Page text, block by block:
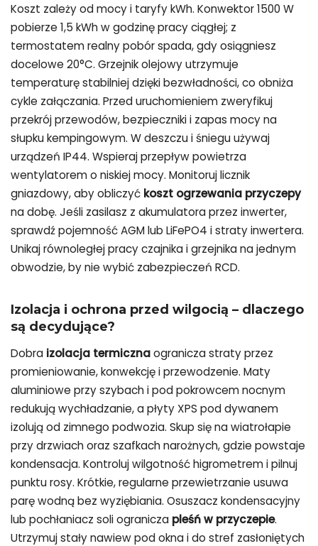
Koszt zależy od mocy i taryfy kWh. Konwektor 1500 W
pobierze 1,5 kWh w godzinę pracy ciągłej; z
termostatem realny pobór spada, gdy osiągniesz
docelowe 20°C. Grzejnik olejowy utrzymuje
temperaturę stabilniej dzięki bezwładności, co obniża
cykle załączania. Przed uruchomieniem zweryfikuj
przekrój przewodów, bezpieczniki i zapas mocy na
słupku kempingowym. W deszczu i śniegu używaj
urządzeń IP44. Wspieraj przepływ powietrza
wentylatorem o niskiej mocy. Monitoruj licznik
gniazdowy, aby obliczyć koszt ogrzewania przyczepy
na dobę. Jeśli zasilasz z akumulatora przez inwerter,
sprawdź pojemność AGM lub LiFePO4 i straty inwertera.
Unikaj równoległej pracy czajnika i grzejnika na jednym
obwodzie, by nie wybić zabezpieczeń RCD.
Izolacja i ochrona przed wilgocią – dlaczego
są decydujące?
Dobra izolacja termicznaogranicza straty przez
promieniowanie, konwekcję i przewodzenie. Maty
aluminiowe przy szybach i pod pokrowcem nocnym
redukują wychładzanie, a płyty XPS pod dywanem
izolują od zimnego podwozia. Skup się na wiatrołapie
przy drzwiach oraz szafkach narożnych, gdzie powstaje
kondensacja. Kontroluj wilgotność higrometrem i pilnuj
punktu rosy. Krótkie, regularne przewietrzanie usuwa
parę wodną bez wyziębiania. Osuszacz kondensacyjny
lub pochłaniacz soli ogranicza pleśń w przyczepie.
Utrzymuj stały nawiew pod okna i do stref zasłoniętych